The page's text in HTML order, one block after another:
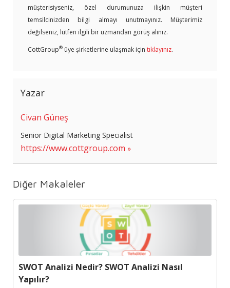
müşterisiyseniz, özel durumunuza ilişkin müşteri
temsilcinizden bilgi almayı unutmayınız. Müşterimiz
değilseniz, lütfen ilgili bir uzmandan görüş alınız.
CottGroup® üye şirketlerine ulaşmak için tıklayınız.
Yazar
Civan Güneş
Senior Digital Marketing Specialist
https://www.cottgroup.com
Diğer Makaleler
SWOT Analizi Nedir? SWOT Analizi Nasıl
Yapılır?